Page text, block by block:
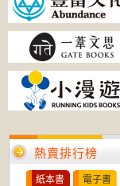
熱賣排行榜
紙本書 電子書